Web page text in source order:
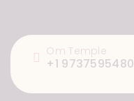
Om Temple
+1 9737595480